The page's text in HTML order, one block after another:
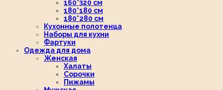
160*320 см
180*180 см
180*280 см
Кухонные полотенца
Наборы для кухни
Фартуки
Одежда для дома
Женская
Халаты
Сорочки
Пижамы